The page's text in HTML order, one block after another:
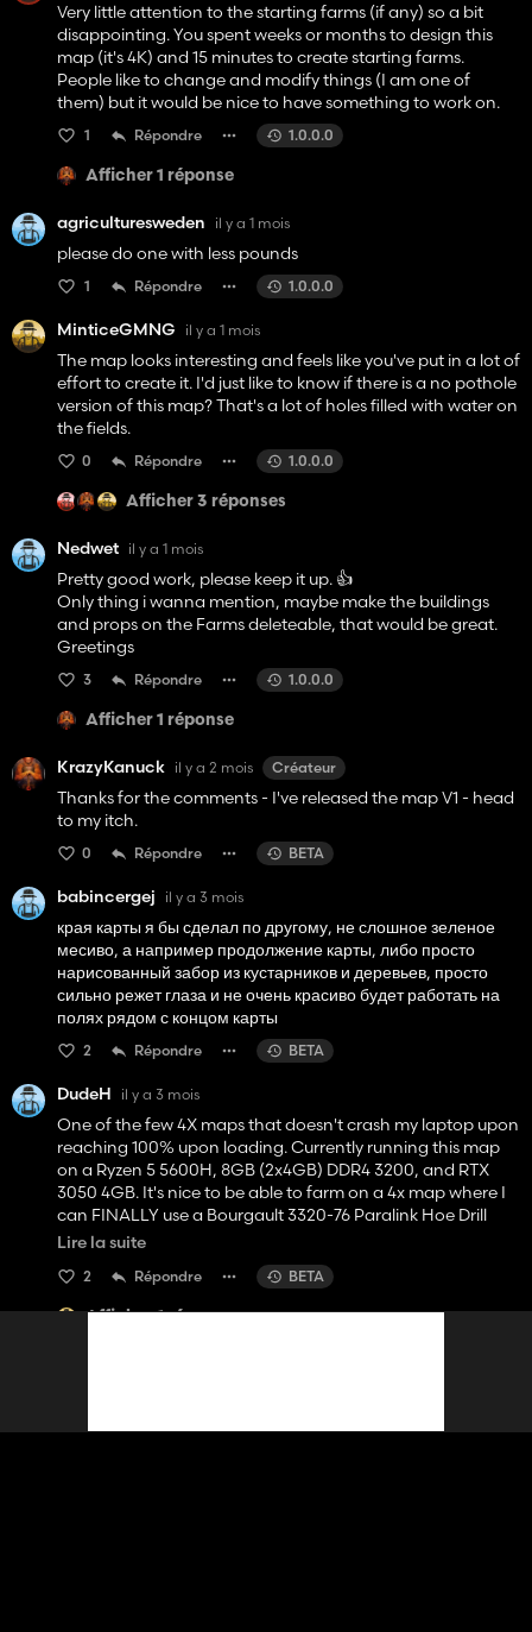
Very little attention to the starting farms (if any) so a bit
disappointing. You spent weeks or months to design this
map (it's 4K) and 15 minutes to create starting farms.
People like to change and modify things (I am one of
them) but it would be nice to have something to work on.
1 Répondre 1.0.0.0
Afficher 1 réponse
agriculturesweden il y a 1 mois
please do one with less pounds
1 Répondre 1.0.0.0
MinticeGMNG il y a 1 mois
The map looks interesting and feels like you've put in a lot of
effort to create it. I'd just like to know if there is a no pothole
version of this map? That's a lot of holes filled with water on
the fields.
0 Répondre 1.0.0.0
Afficher 3 réponses
Nedwet il y a 1 mois
Pretty good work, please keep it up. 👍️
Only thing i wanna mention, maybe make the buildings
and props on the Farms deleteable, that would be great.
Greetings
3 Répondre 1.0.0.0
Afficher 1 réponse
KrazyKanuck il y a 2 mois Créateur
Thanks for the comments - I've released the map V1 - head
to my itch.
0 Répondre BETA
babincergej il y a 3 mois
края карты я бы сделал по другому, не слошное зеленое
месиво, а например продолжение карты, либо просто
нарисованный забор из кустарников и деревьев, просто
сильно режет глаза и не очень красиво будет работать на
полях рядом с концом карты
2 Répondre BETA
DudeH il y a 3 mois
One of the few 4X maps that doesn't crash my laptop upon
reaching 100% upon loading. Currently running this map
on a Ryzen 5 5600H, 8GB (2x4GB) DDR4 3200, and RTX
3050 4GB. It's nice to be able to farm on a 4x map where I
can FINALLY use a Bourgault 3320-76 Paralink Hoe Drill
and a 7950 air cart, plus other LARGE implements and
equipment. Loving this map so far!!!
Lire la suite
2 Répondre BETA
Afficher 1 réponse
so we can merge fields. Loving the map so far keep it up!